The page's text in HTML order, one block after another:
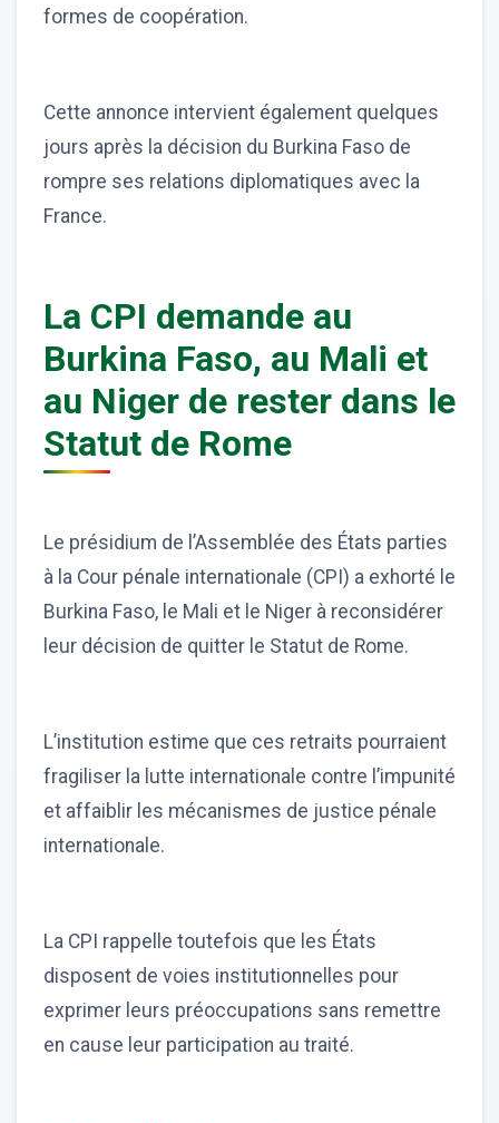
formes de coopération.
Cette annonce intervient également quelques
jours après la décision du Burkina Faso de
rompre ses relations diplomatiques avec la
France.
La CPI demande au
Burkina Faso, au Mali et
au Niger de rester dans le
Statut de Rome
Le présidium de l’Assemblée des États parties
à la Cour pénale internationale (CPI) a exhorté le
Burkina Faso, le Mali et le Niger à reconsidérer
leur décision de quitter le Statut de Rome.
L’institution estime que ces retraits pourraient
fragiliser la lutte internationale contre l’impunité
et affaiblir les mécanismes de justice pénale
internationale.
La CPI rappelle toutefois que les États
disposent de voies institutionnelles pour
exprimer leurs préoccupations sans remettre
en cause leur participation au traité.